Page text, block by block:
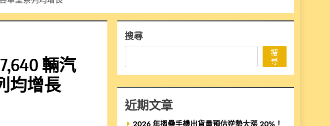
輛汽
均增長
搜尋
搜
尋
近期文章
2026 年摺疊手機出貨量預估逆勢大漲 20%！